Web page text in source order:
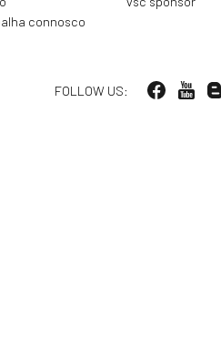
connosco
FOLLOW US: